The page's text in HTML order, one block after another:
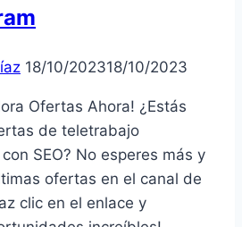
18/10/202318/10/2023
Ofertas Ahora! ¿Estás
de teletrabajo
SEO? No esperes más y
ofertas en el canal de
clic en el enlace y